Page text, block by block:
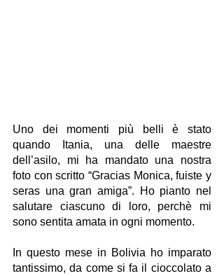
Uno dei momenti più belli è stato
quando Itania, una delle maestre
dell’asilo, mi ha mandato una nostra
foto con scritto “Gracias Monica, fuiste y
seras una gran amiga”. Ho pianto nel
salutare ciascuno di loro, perchè mi
sono sentita amata in ogni momento.
In questo mese in Bolivia ho imparato
tantissimo, da come si fa il cioccolato a